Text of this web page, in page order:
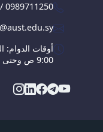
0989711250
أوقات الدوام:
9:00 ص وحتى 3:00 م